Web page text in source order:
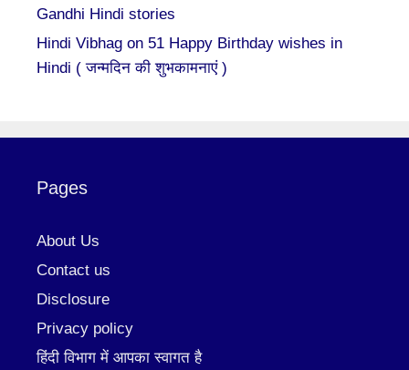
Gandhi Hindi stories
Hindi Vibhag on 51 Happy Birthday wishes in
Hindi ( जन्मदिन की शुभकामनाएं )
Pages
About Us
Contact us
Disclosure
Privacy policy
हिंदी विभाग में आपका स्वागत है